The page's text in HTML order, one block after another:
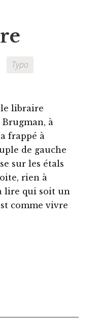
Typo
le libraire
à
frappé à
de gauche
sur les étals
rien à
lire qui soit un
comme vivre